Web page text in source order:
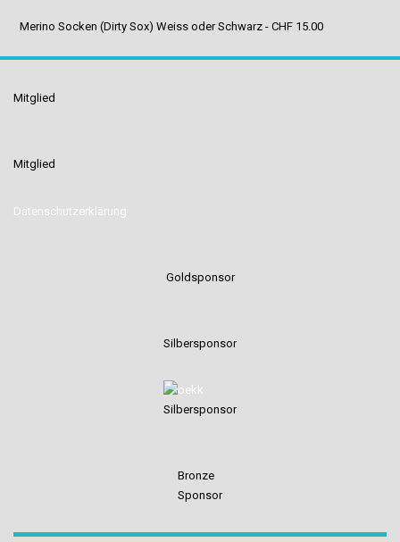
Merino Socken (Dirty Sox) Weiss oder Schwarz - CHF 15.00
Mitglied
Mitglied
Datenschutzerklärung
Goldsponsor
Silbersponsor
Silbersponsor
Bronze
Sponsor